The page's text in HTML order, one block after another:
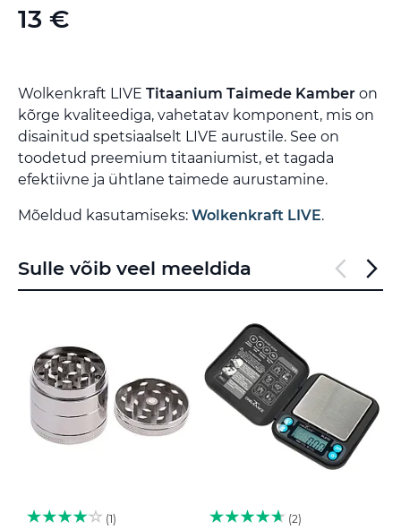
13 €
Wolkenkraft LIVE Titaanium Taimede Kamber on
kõrge kvaliteediga, vahetatav komponent, mis on
disainitud spetsiaalselt LIVE aurustile. See on
toodetud preemium titaaniumist, et tagada
efektiivne ja ühtlane taimede aurustamine.
Mõeldud kasutamiseks: Wolkenkraft LIVE.
the
images
Sulle võib veel meeldida
1 2